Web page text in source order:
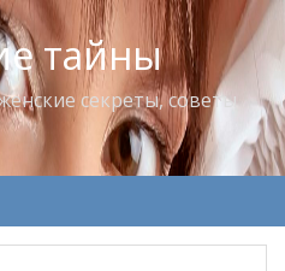
тайны
секреты, советы